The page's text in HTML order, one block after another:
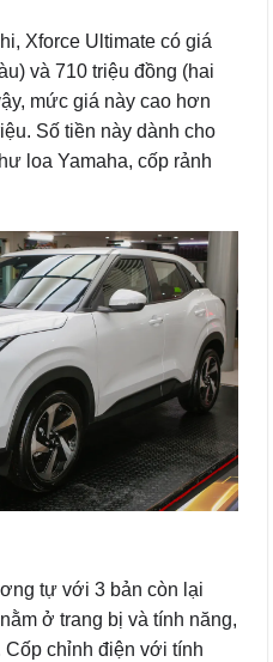
Xforce Ultimate có giá
và 710 triệu đồng (hai
mức giá này cao hơn
Số tiền này dành cho
loa Yamaha, cốp rảnh
tự với 3 bản còn lại
ở trang bị và tính năng,
Cốp chỉnh điện với tính